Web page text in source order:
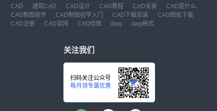
CAD
建筑CAD CAD设计 CAD教程 CAD安装
CAD是什么
CAD制图软件
CAD制图初学入门 CAD下载安装
CAD图纸下载
CAD注册
CAD官网 CAD绘图 dwg dwg格式
关注我们
扫码关注公众号
每月领专属优惠